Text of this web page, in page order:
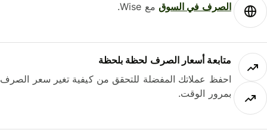
الصرف في السوقمع Wise.
متابعة أسعار الصرف لحظة بلحظة
احفظ عملاتك المفضلة للتحقق من كيفية تغير سعر الصرف
بمرور الوقت.